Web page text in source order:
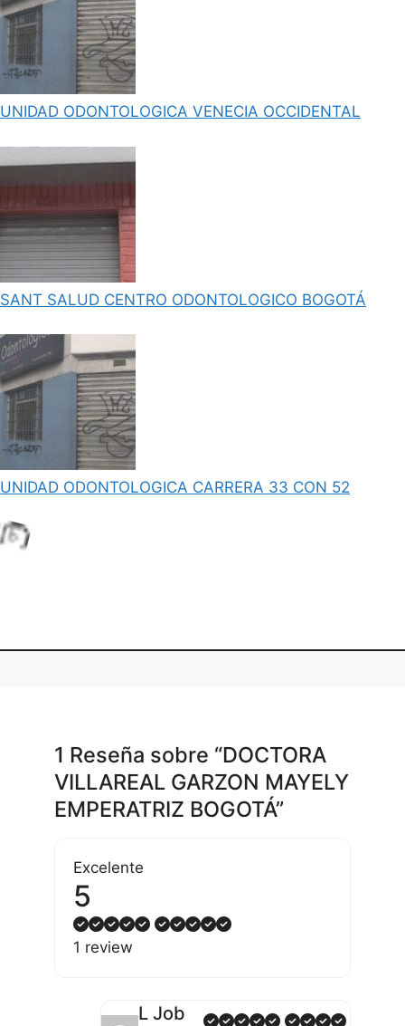
UNIDAD ODONTOLOGICA VENECIA OCCIDENTAL
SANT SALUD CENTRO ODONTOLOGICO BOGOTÁ
UNIDAD ODONTOLOGICA CARRERA 33 CON 52
L
o
a
di
n
g.
..
1 Reseña sobre “DOCTORA
VILLAREAL GARZON MAYELY
EMPERATRIZ BOGOTÁ”
Excelente
5
1 review
L Job